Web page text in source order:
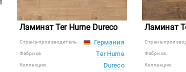
Ламинат Ter Hurne Dureco
Страна-производитель: Германия
Фабрика: Ter Hurne
Коллекция: Dureco
Ламинат
Страна-
Фабрика:
Коллекция: